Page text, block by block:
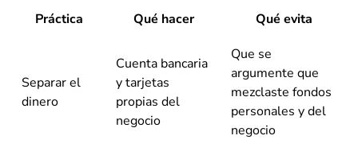
Práctica Qué hacer Qué evita
Separar el
dinero
Cuenta bancaria
y tarjetas
propias del
negocio
Que se
argumente que
mezclaste fondos
personales y del
negocio